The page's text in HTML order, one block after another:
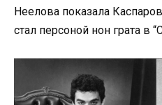
Неелова показала
стал персоной нон грата в